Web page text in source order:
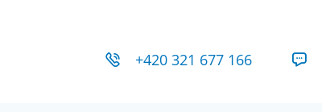
+420 321 677 166